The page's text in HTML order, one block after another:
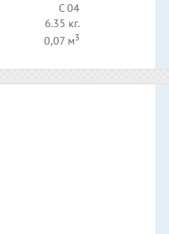
С 04
6.35 кг.
0,07 м3